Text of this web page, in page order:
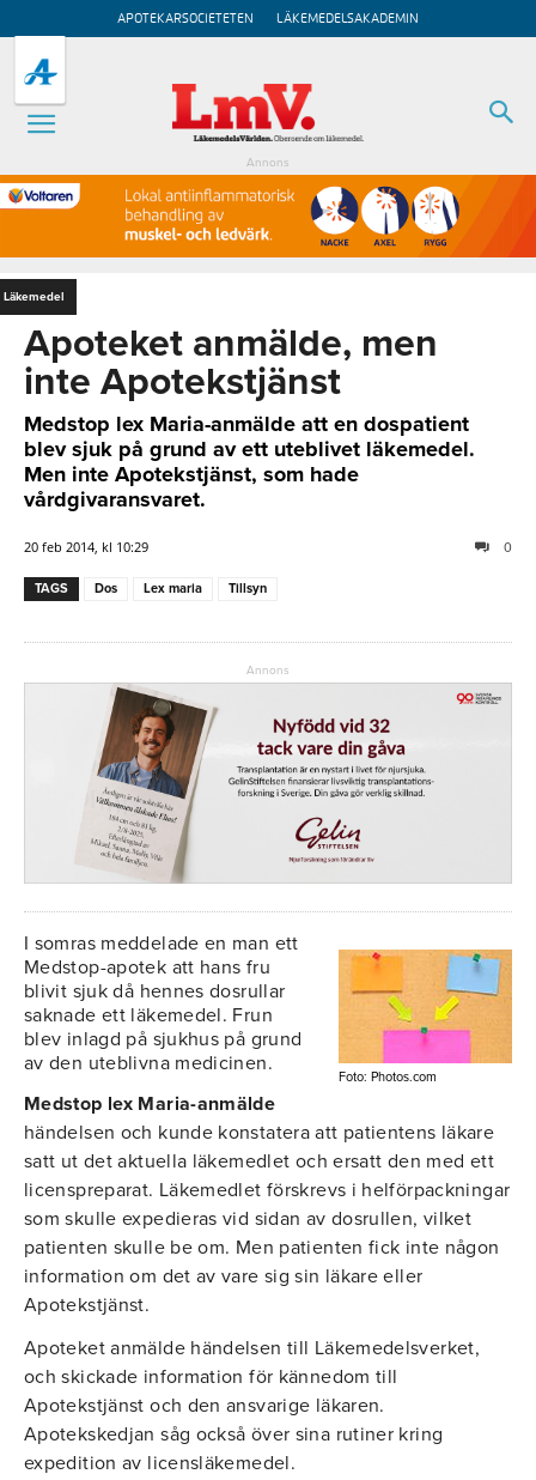
APOTEKARSOCIETETEN LÄKEMEDELSAKADEMIN
Annons
Läkemedel
Apoteket anmälde, men
inte Apotekstjänst
Medstop lex Maria-anmälde att en dospatient
blev sjuk på grund av ett uteblivet läkemedel.
Men inte Apotekstjänst, som hade
vårdgivaransvaret.
20 feb 2014, kl 10:29 0
TAGS Dos Lex maria Tillsyn
Annons
Foto: Photos.com
I somras meddelade en man ett
Medstop-apotek att hans fru
blivit sjuk då hennes dosrullar
saknade ett läkemedel. Frun
blev inlagd på sjukhus på grund
av den uteblivna medicinen.
Medstop lex Maria-anmälde
händelsen och kunde konstatera att patientens läkare
satt ut det aktuella läkemedlet och ersatt den med ett
licenspreparat. Läkemedlet förskrevs i helförpackningar
som skulle expedieras vid sidan av dosrullen, vilket
patienten skulle be om. Men patienten fick inte någon
information om det av vare sig sin läkare eller
Apotekstjänst.
Apoteket anmälde händelsen till Läkemedelsverket,
och skickade information för kännedom till
Apotekstjänst och den ansvarige läkaren.
Apotekskedjan såg också över sina rutiner kring
expedition av licensläkemedel.